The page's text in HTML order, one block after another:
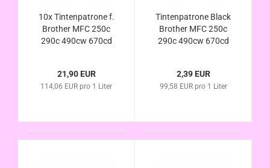
10x Tintenpatrone f.
Brother MFC 250c
290c 490cw 670cd
5895 5895cm
6490cw 6690cw
21,90 EUR
114,06 EUR pro 1 Liter
Tintenpatrone Black
Brother MFC 250c
290c 490cw 670cd
5895 5895cm
6490cw 6690cw
2,39 EUR
99,58 EUR pro 1 Liter